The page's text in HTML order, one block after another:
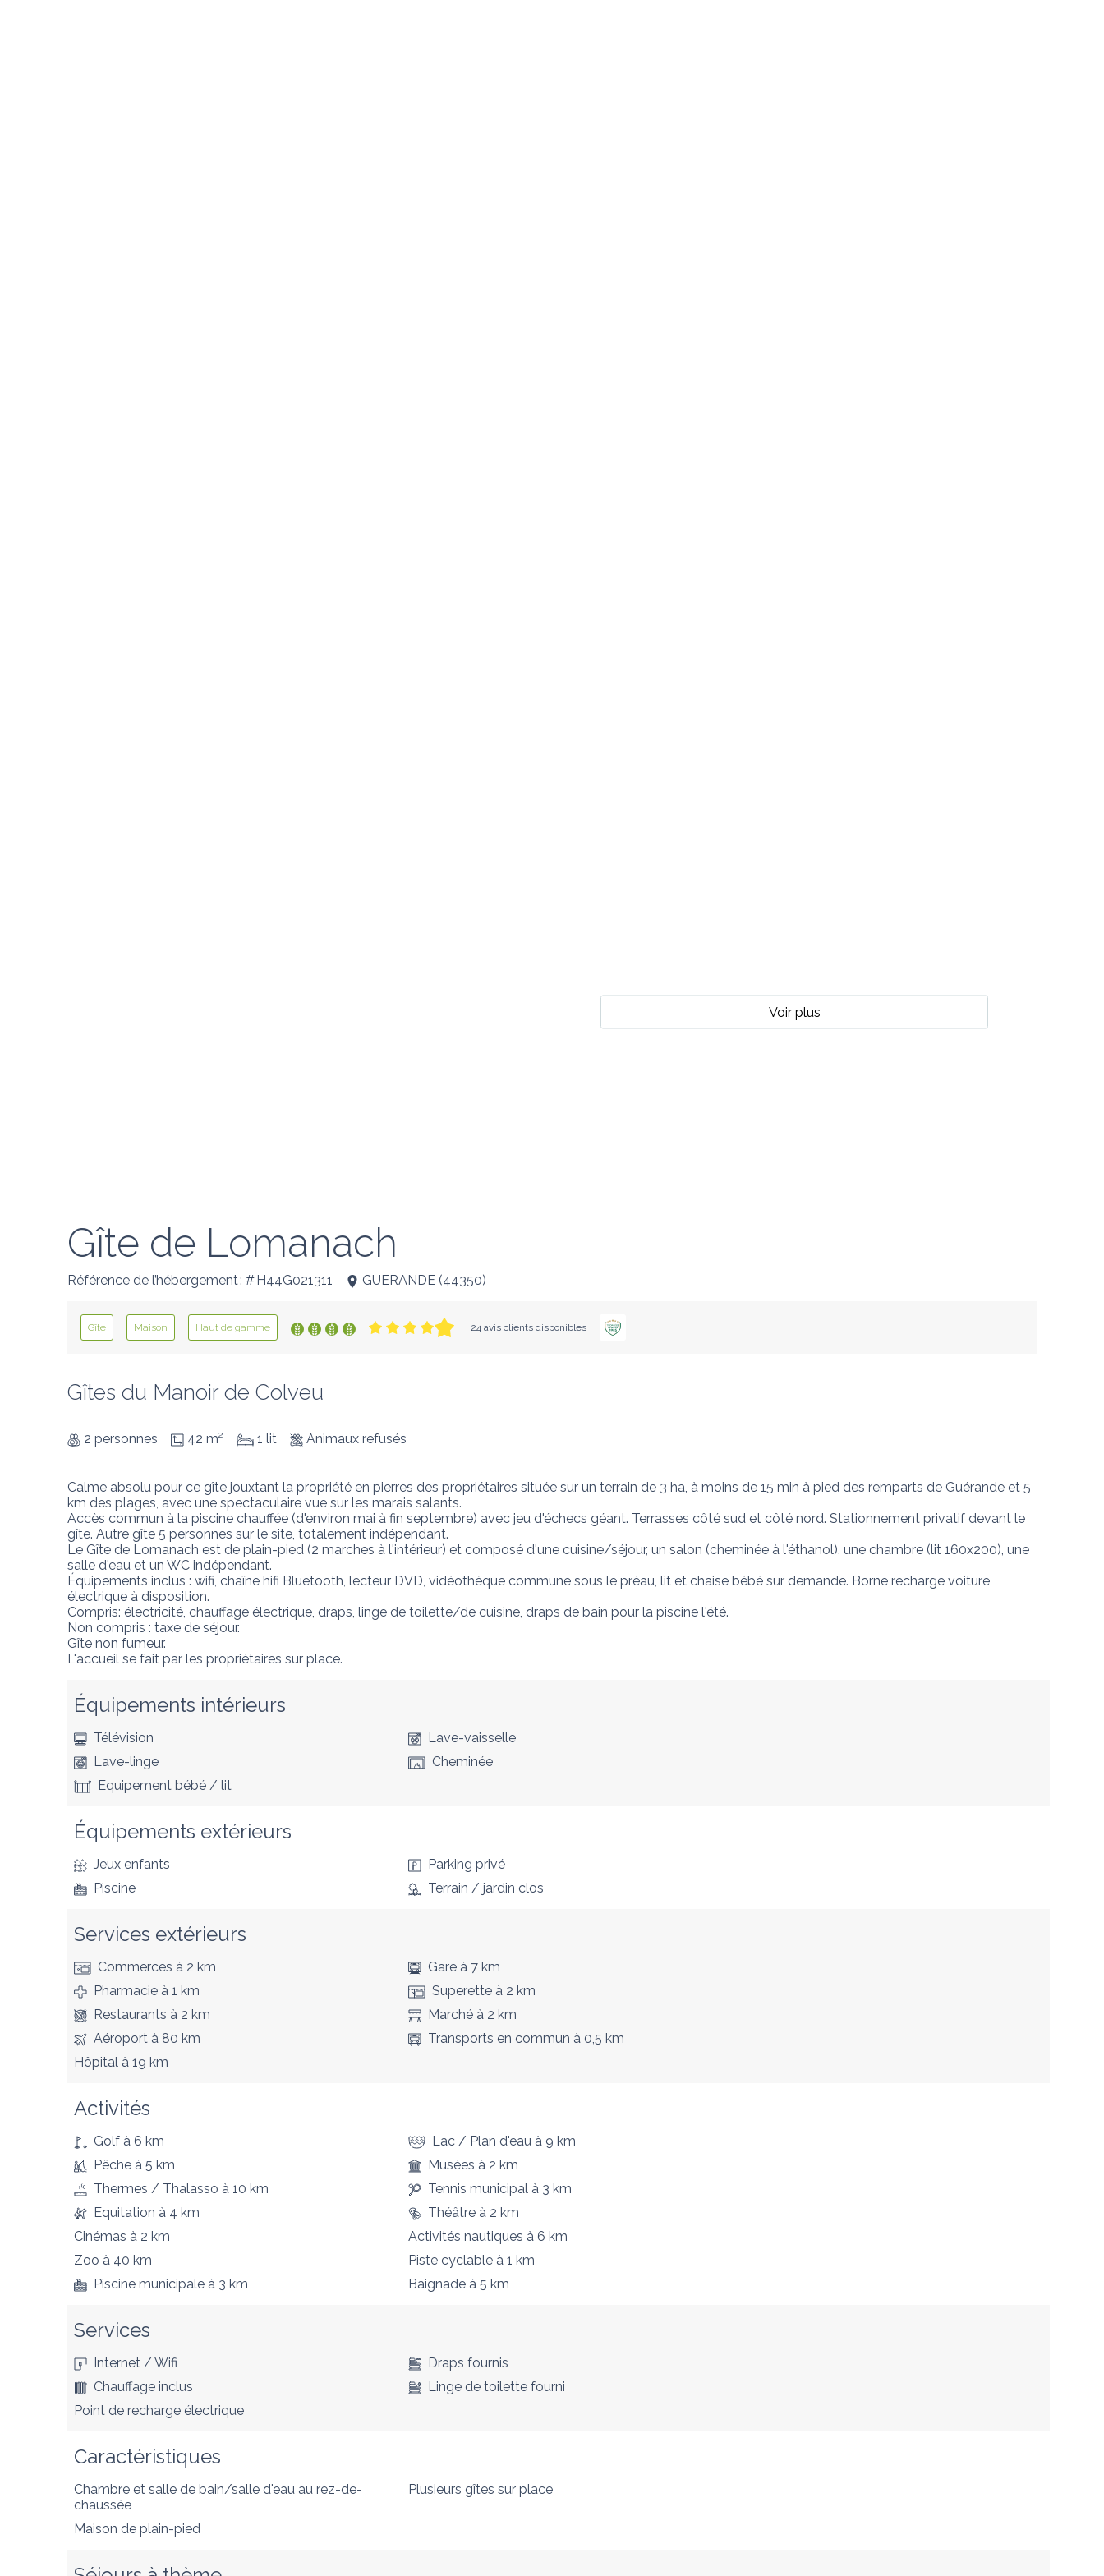
Voir plus
Gîte de Lomanach
Référence de l’hébergement : # H44G021311 GUERANDE (44350)
Gîte Maison Haut de gamme 24 avis clients disponibles
Gîtes du Manoir de Colveu
2 personnes 42 m² 1 lit Animaux refusés
Calme absolu pour ce gîte jouxtant la propriété en pierres des propriétaires située sur un terrain de 3 ha, à moins de 15 min à pied des remparts de Guérande et 5
km des plages, avec une spectaculaire vue sur les marais salants.
Accès commun à la piscine chauffée (d'environ mai à fin septembre) avec jeu d'échecs géant. Terrasses côté sud et côté nord. Stationnement privatif devant le
gîte. Autre gîte 5 personnes sur le site, totalement indépendant.
Le Gîte de Lomanach est de plain-pied (2 marches à l'intérieur) et composé d'une cuisine/séjour, un salon (cheminée à l'éthanol), une chambre (lit 160x200), une
salle d'eau et un WC indépendant.
Équipements inclus : wifi, chaîne hifi Bluetooth, lecteur DVD, vidéothèque commune sous le préau, lit et chaise bébé sur demande. Borne recharge voiture
électrique à disposition.
Compris: électricité, chauffage électrique, draps, linge de toilette/de cuisine, draps de bain pour la piscine l'été.
Non compris : taxe de séjour.
Gîte non fumeur.
L'accueil se fait par les propriétaires sur place.
Équipements intérieurs
Télévision
Lave-vaisselle
Lave-linge
Cheminée
Equipement bébé / lit
Équipements extérieurs
Jeux enfants
Parking privé
Piscine
Terrain / jardin clos
Services extérieurs
Commerces à 2 km Gareà 7 km
Pharmacie à 1 km Superetteà 2 km
Restaurants à 2 km Marchéà 2 km
Aéroport à 80 km Transports en commun à 0,5 km
Hôpital à 19 km
Activités
Golf à 6 km Lac / Plan d'eauà 9 km
Pêche à 5 km Musées à 2 km
Thermes / Thalasso à 10 km Tennis municipalà 3 km
Equitation à 4 km Théâtreà 2 km
Cinémas à 2 km Activités nautiques à 6 km
Zoo à 40 km Piste cyclableà 1 km
Piscine municipale à 3 km Baignadeà 5 km
Services
Internet / Wifi
Draps fournis
Chauffage inclus
Linge de toilette fourni
Point de recharge électrique
Caractéristiques
Chambre et salle de bain/salle d'eau au rez-de-
chaussée
Plusieurs gîtes sur place
Maison de plain-pied